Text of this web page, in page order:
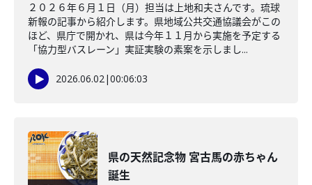
２０２６年６月１日（月）担当は上地和夫さんです。琉球
新報の記事から紹介します。県地域公共交通協議会がこの
ほど、県庁で開かれ、県は今年１１月から実施を予定する
「協力型バスレーン」実証実験の素案を示しまし...
2026.06.02|00:06:03
県の天然記念物 宮古馬の赤ちゃん
誕生